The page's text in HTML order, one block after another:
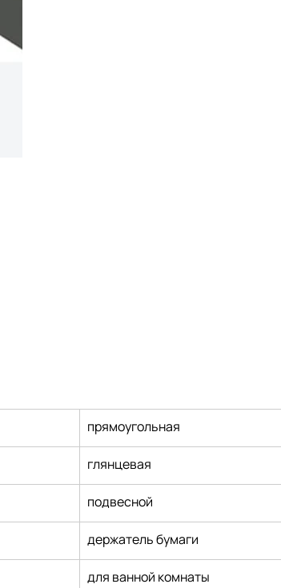
прямоугольная
глянцевая
подвесной
держатель бумаги
для ванной комнаты